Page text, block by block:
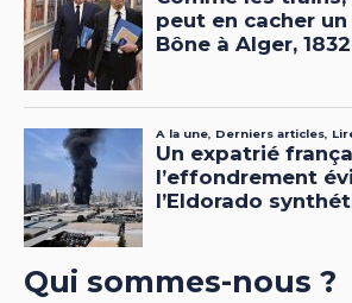
Qui sommes-nous ?